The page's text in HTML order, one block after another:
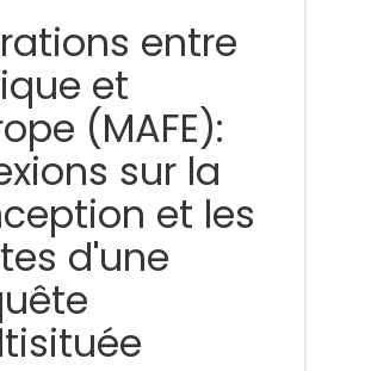
entre
et
(MAFE):
sur la
et les
d'une